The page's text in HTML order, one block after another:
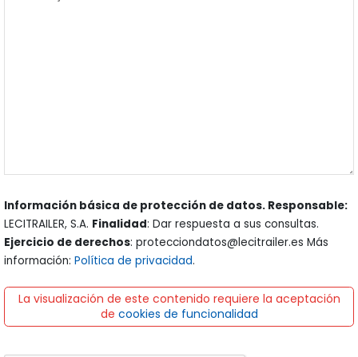
Información básica de protección de datos. Responsable:
Ejercicio de derechos: protecciondatos@lecitrailer.es Más
información:Política de privacidad.
La visualización de este contenido requiere la aceptación
decookies de funcionalidad